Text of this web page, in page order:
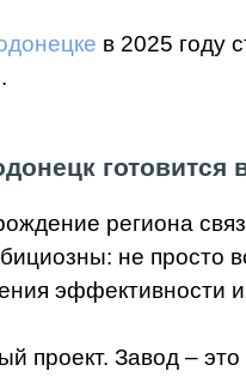
в 2025 году
готовится
региона
не просто
эффективности и
проект. Завод –